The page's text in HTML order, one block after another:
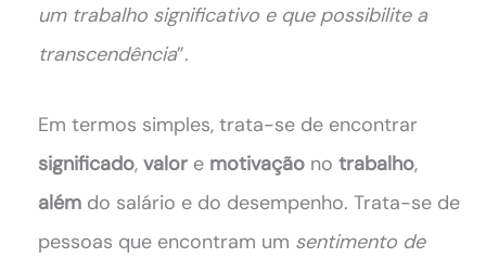
um trabalho significativo e que possibilite a
transcendência”.
Em termos simples, trata-se de encontrar
significado, valor e motivação no trabalho,
além do salário e do desempenho. Trata-se de
pessoas que encontram um sentimento de